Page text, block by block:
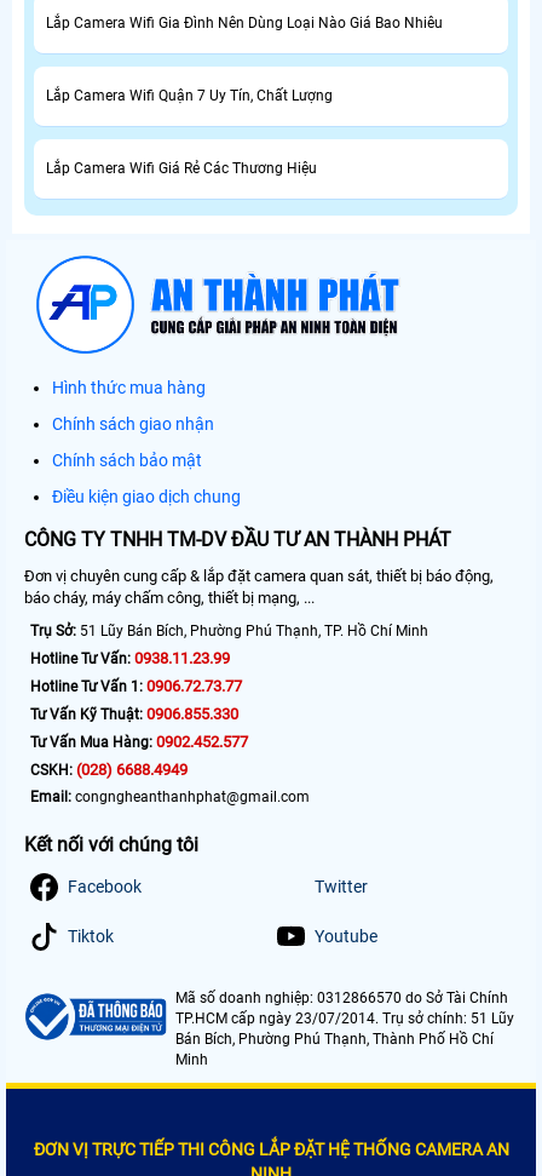
Lắp Camera Wifi Gia Đình Nên Dùng Loại Nào Giá Bao Nhiêu
Lắp Camera Wifi Quận 7 Uy Tín, Chất Lượng
Lắp Camera Wifi Giá Rẻ Các Thương Hiệu
Hình thức mua hàng
Chính sách giao nhận
Chính sách bảo mật
Điều kiện giao dịch chung
CÔNG TY TNHH TM-DV ĐẦU TƯ AN THÀNH PHÁT
Đơn vị chuyên cung cấp & lắp đặt camera quan sát, thiết bị báo động,
báo cháy, máy chấm công, thiết bị mạng, ...
Trụ Sở: 51 Lũy Bán Bích, Phường Phú Thạnh, TP. Hồ Chí Minh
Hotline Tư Vấn: 0938.11.23.99
Hotline Tư Vấn 1: 0906.72.73.77
Tư Vấn Kỹ Thuật: 0906.855.330
Tư Vấn Mua Hàng: 0902.452.577
CSKH: (028) 6688.4949
Email: congngheanthanhphat@gmail.com
Kết nối với chúng tôi
Facebook Twitter
Tiktok Youtube
Mã số doanh nghiệp: 0312866570 do Sở Tài Chính
TP.HCM cấp ngày 23/07/2014. Trụ sở chính: 51 Lũy
Bán Bích, Phường Phú Thạnh, Thành Phố Hồ Chí
Minh
ĐƠN VỊ TRỰC TIẾP THI CÔNG LẮP ĐẶT HỆ THỐNG CAMERA AN